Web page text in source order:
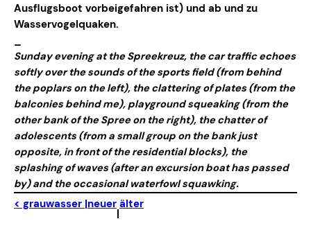
Ausflugsboot vorbeigefahren ist) und ab und zu
Wasservogelquaken.
Sunday evening at the Spreekreuz, the car traffic echoes
softly over the sounds of the sports field (from behind
the poplars on the left), the clattering of plates (from the
balconies behind me), playground squeaking (from the
other bank of the Spree on the right), the chatter of
adolescents (from a small group on the bank just
opposite, in front of the residential blocks), the
splashing of waves (after an excursion boat has passed
by) and the occasional waterfowl squawking.
< grauwasser |neuer
|
älter